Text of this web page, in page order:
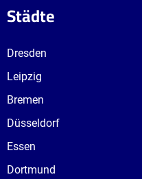
Städte
Dresden
Leipzig
Bremen
Düsseldorf
Essen
Dortmund